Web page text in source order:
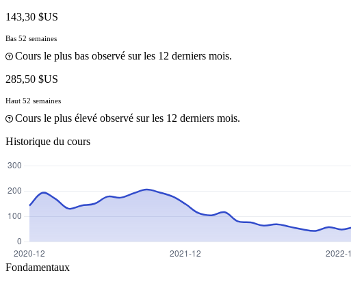
143,30 $US
Bas 52 semaines
Cours le plus bas observé sur les 12 derniers mois.
285,50 $US
Haut 52 semaines
Cours le plus élevé observé sur les 12 derniers mois.
Historique du cours
Fondamentaux